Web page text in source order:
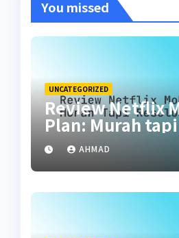
You missed
UNCATEGORIZED
Review Netflix
Plan: Murah
Rendah?
AHMAD